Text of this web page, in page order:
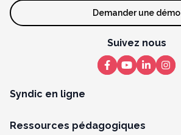
Syndic en ligne
Ressources pédagogiques
Demander une démo
Suivez nous